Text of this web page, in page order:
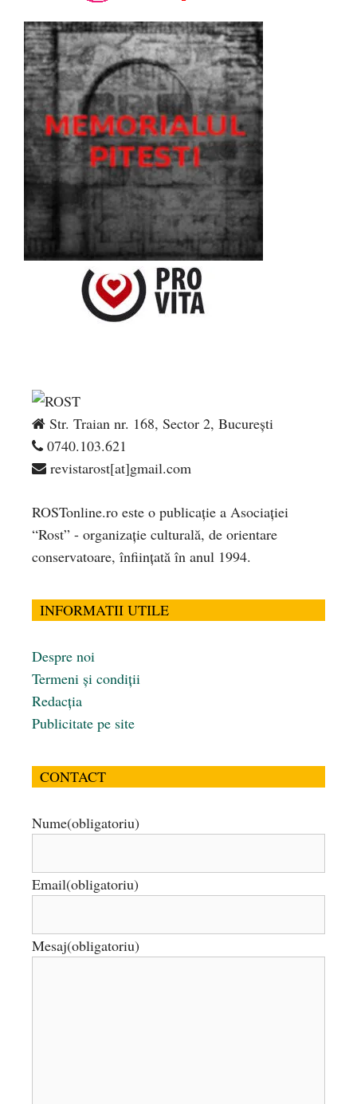
Str. Traian nr. 168, Sector 2, București
0740.103.621
revistarost[at]gmail.com
ROSTonline.ro este o publicaţie a Asociaţiei
“Rost” - organizaţie culturală, de orientare
conservatoare, înfiinţată în anul 1994.
INFORMATII UTILE
Despre noi
Termeni și condiții
Redacția
Publicitate pe site
CONTACT
Nume(obligatoriu)
Email(obligatoriu)
Mesaj(obligatoriu)